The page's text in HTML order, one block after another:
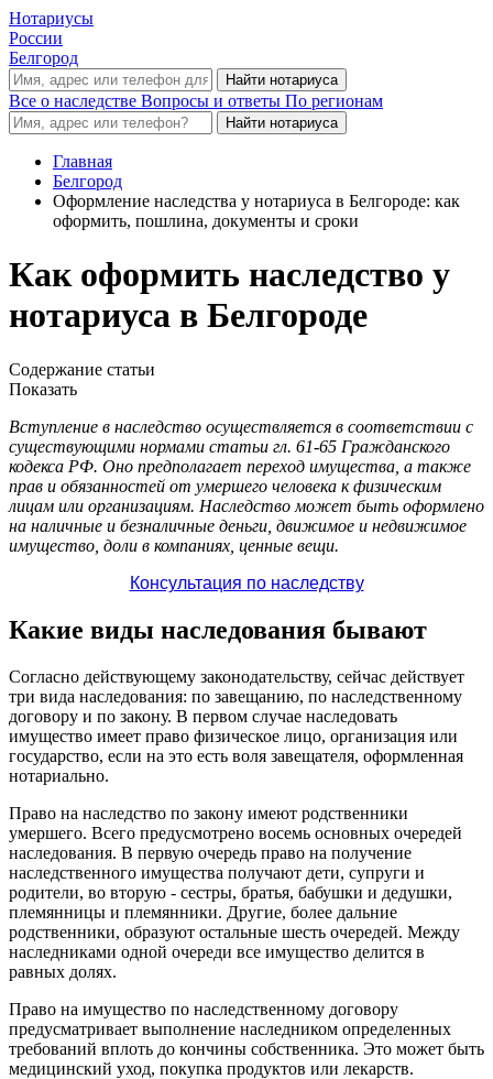
Нотариусы
России
Белгород
Все о наследстве Вопросы и ответы По регионам
Главная
Белгород
Оформление наследства у нотариуса в Белгороде: как
оформить, пошлина, документы и сроки
Как оформить наследство у
нотариуса в Белгороде
Содержание статьи
Показать
Вступление в наследство осуществляется в соответствии с
существующими нормами статьи гл. 61-65 Гражданского
кодекса РФ. Оно предполагает переход имущества, а также
прав и обязанностей от умершего человека к физическим
лицам или организациям. Наследство может быть оформлено
на наличные и безналичные деньги, движимое и недвижимое
имущество, доли в компаниях, ценные вещи.
Консультация по наследству
Какие виды наследования бывают
Согласно действующему законодательству, сейчас действует
три вида наследования: по завещанию, по наследственному
договору и по закону. В первом случае наследовать
имущество имеет право физическое лицо, организация или
государство, если на это есть воля завещателя, оформленная
нотариально.
Право на наследство по закону имеют родственники
умершего. Всего предусмотрено восемь основных очередей
наследования. В первую очередь право на получение
наследственного имущества получают дети, супруги и
родители, во вторую - сестры, братья, бабушки и дедушки,
племянницы и племянники. Другие, более дальние
родственники, образуют остальные шесть очередей. Между
наследниками одной очереди все имущество делится в
равных долях.
Право на имущество по наследственному договору
предусматривает выполнение наследником определенных
требований вплоть до кончины собственника. Это может быть
медицинский уход, покупка продуктов или лекарств.